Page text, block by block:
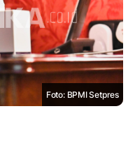
Foto: BPMI Setpres